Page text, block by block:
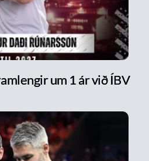
um 1 ár við ÍBV